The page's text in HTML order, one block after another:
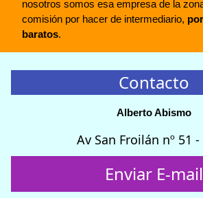
nosotros somos esa empresa de la
comisión por hacer de intermediario,
baratos.
Contacto
Alberto Abismo
Av San Froilán nº 51 -
Enviar E-mail